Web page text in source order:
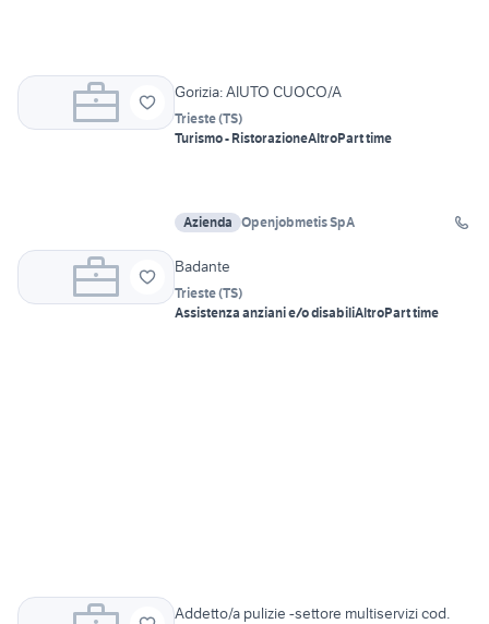
Gorizia: AIUTO CUOCO/A
Trieste(TS)
Turismo - RistorazioneAltroPart time
Azienda Openjobmetis SpA
Badante
Trieste(TS)
Assistenza anziani e/o disabiliAltroPart time
Addetto/a pulizie -settore multiservizi cod.